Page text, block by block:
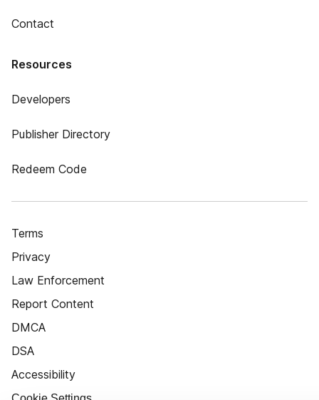
Contact
Resources
Developers
Publisher Directory
Redeem Code
Terms
Privacy
Law Enforcement
Report Content
DMCA
DSA
Accessibility